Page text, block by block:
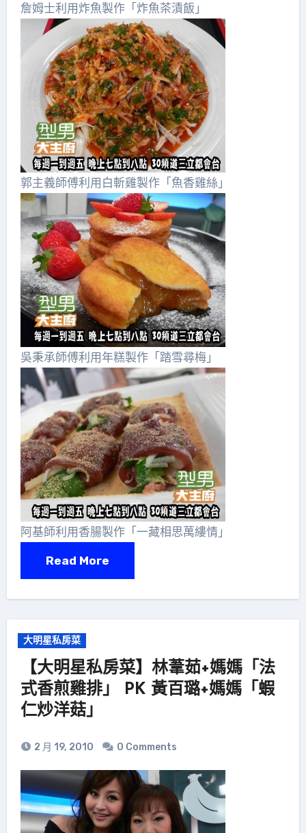
詹姆士利用炸魚製作「炸魚茶漬飯」
郭主義師傅利用白斬雞製作「魚香雞絲」
吳秉承師傅利用年糕製作「踏雪尋梅」
阿基師利用香腸製作「一藏相思萬縷情」
Read More
大明星私房菜
【大明星私房菜】林葦茹+媽媽「法
式香煎雞排」 PK 黃百璐+媽媽「蝦
仁炒洋菇」
2 月 19, 2010 0 Comments